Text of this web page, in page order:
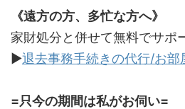
《遠方の方、多忙な方へ》
家財処分と併せて無料でサポ
▶退去事務手続きの代行/お部
=只今の期間は私がお伺い=